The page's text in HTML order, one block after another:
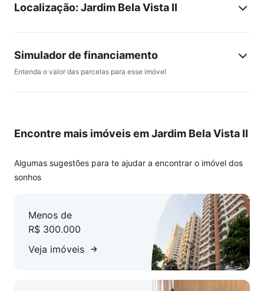
Localização: Jardim Bela Vista II
Simulador de financiamento
Entenda o valor das parcelas para esse imóvel
Encontre mais imóveis em Jardim Bela Vista II
Algumas sugestões para te ajudar a encontrar o imóvel dos
sonhos
Menos de
R$ 300.000
Veja imóveis